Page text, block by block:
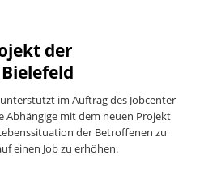
der
im Auftrag des Jobcenter
Abhängige mit dem neuen Projekt
der Betroffenen zu
einen Job zu erhöhen.